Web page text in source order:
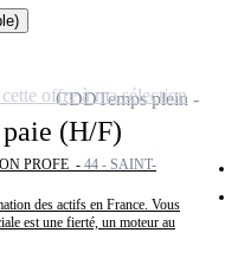
(H/F)
PROFE - 44 - SAINT-
des actifs en France. Vous
est une fierté, un moteur au
CDDTemps plein
offre à ma sélection